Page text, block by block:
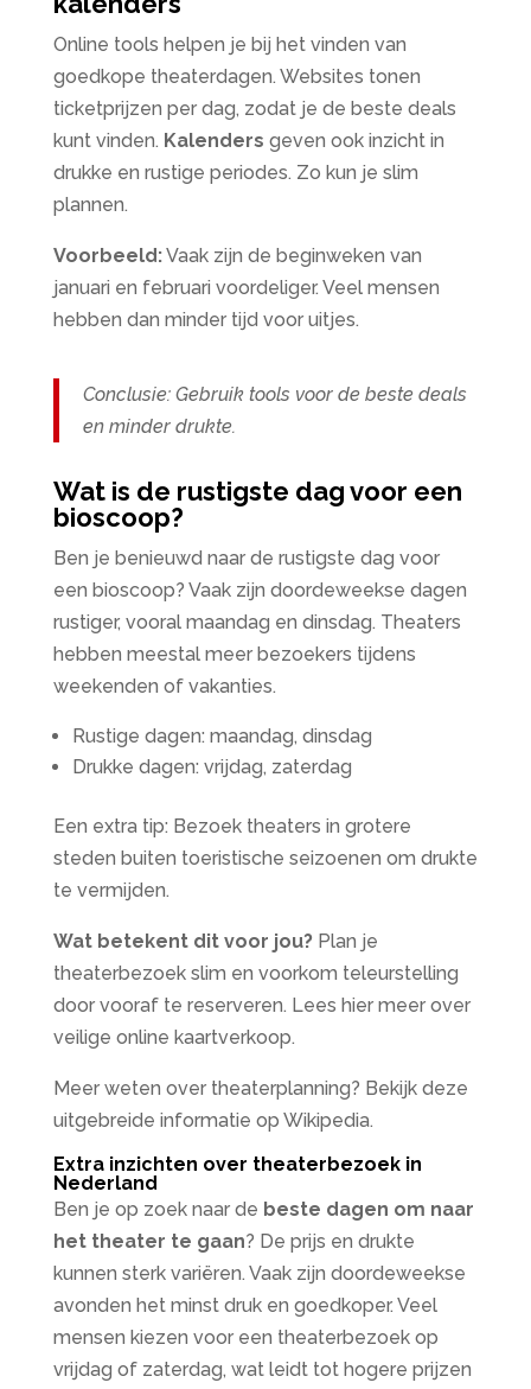
Online tools helpen je bij het vinden van
goedkope theaterdagen. Websites tonen
ticketprijzen per dag, zodat je de beste deals
kunt vinden. Kalenders geven ook inzicht in
drukke en rustige periodes. Zo kun je slim
plannen.
Voorbeeld:Vaak zijn de beginweken van
januari en februari voordeliger. Veel mensen
hebben dan minder tijd voor uitjes.
Conclusie: Gebruik tools voor de beste deals
en minder drukte.
Wat is de rustigste dag voor een
bioscoop?
Ben je benieuwd naar de rustigste dag voor
een bioscoop? Vaak zijn doordeweekse dagen
rustiger, vooral maandag en dinsdag. Theaters
hebben meestal meer bezoekers tijdens
weekenden of vakanties.
Rustige dagen: maandag, dinsdag
Drukke dagen: vrijdag, zaterdag
Een extra tip: Bezoek theaters in grotere
steden buiten toeristische seizoenen om drukte
te vermijden.
Wat betekent dit voor jou?Plan je
theaterbezoek slim en voorkom teleurstelling
door vooraf te reserveren. Lees hier meer over
veilige online kaartverkoop.
Meer weten over theaterplanning? Bekijk deze
uitgebreide informatie op Wikipedia.
Extra inzichten over theaterbezoek in
Nederland
Ben je op zoek naar de beste dagen om naar
het theater te gaan? De prijs en drukte
kunnen sterk variëren. Vaak zijn doordeweekse
avonden het minst druk en goedkoper. Veel
mensen kiezen voor een theaterbezoek op
vrijdag of zaterdag, wat leidt tot hogere prijzen